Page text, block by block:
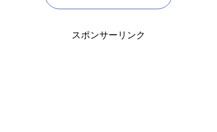
スポンサーリンク